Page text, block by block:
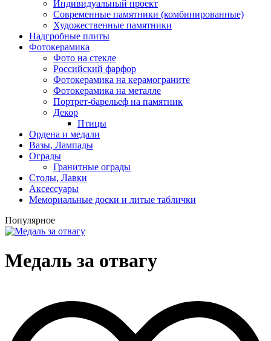
Индивидуальный проект
Современные памятники (комбинированные)
Художественные памятники
Надгробные плиты
Фотокерамика
Фото на стекле
Российский фарфор
Фотокерамика на керамограните
Фотокерамика на металле
Портрет-барельеф на памятник
Декор
Птицы
Ордена и медали
Вазы, Лампады
Ограды
Гранитные ограды
Столы, Лавки
Аксессуары
Мемориальные доски и литые таблички
Популярное
Медаль за отвагу